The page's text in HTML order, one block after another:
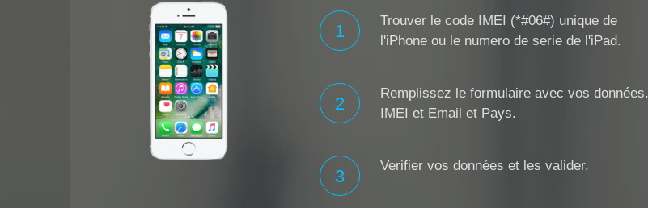
1
Trouver le code IMEI (*#06#) unique de
l'iPhone ou le numero de serie de l'iPad.
2
Remplissez le formulaire avec vos données.
IMEI et Email et Pays.
3
Verifier vos données et les valider.